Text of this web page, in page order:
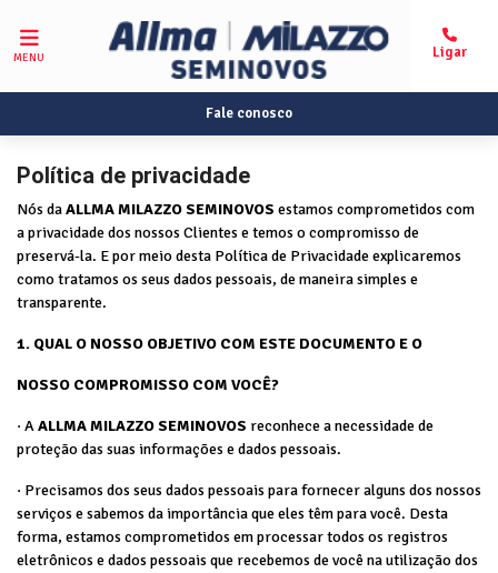
MENU
Fale conosco
Política de privacidade
Nós daALLMA MILAZZO SEMINOVOS estamos comprometidos com
a privacidade dos nossos Clientes e temos o compromisso de
preservá-la. E por meio desta Política de Privacidade explicaremos
como tratamos os seus dados pessoais, de maneira simples e
transparente.
1. QUAL O NOSSO OBJETIVO COM ESTE DOCUMENTO E O
NOSSO COMPROMISSO COM VOCÊ?
· AALLMA MILAZZO SEMINOVOS reconhece a necessidade de
proteção das suas informações e dados pessoais.
· Precisamos dos seus dados pessoais para fornecer alguns dos nossos
serviços e sabemos da importância que eles têm para você. Desta
forma, estamos comprometidos em processar todos os registros
eletrônicos e dados pessoais que recebemos de você na utilização dos